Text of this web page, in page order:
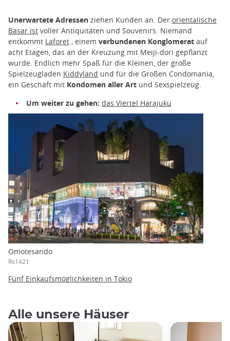
Unerwartete Adressen ziehen Kunden an. Der orientalische
Basar ist voller Antiquitäten und Souvenirs. Niemand
entkommt Laforet , einem verbundenen Konglomerat auf
acht Etagen, das an der Kreuzung mit Meiji-dori gepflanzt
wurde. Endlich mehr Spaß für die Kleinen, der große
Spielzeugladen Kiddyland und für die Großen Condomania,
ein Geschäft mit Kondomen aller Art und Sexspielzeug.
Um weiter zu gehen: das Viertel Harajuku
Omotesando
Rs1421
Fünf Einkaufsmöglichkeiten in Tokio
Alle unsere Häuser